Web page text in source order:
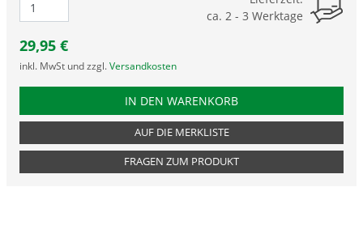
ca. 2 - 3 Werktage
29,95 €
inkl. MwSt und zzgl. Versandkosten
PRODUKTNUMMER GAA
IN DEN WARENKORB
AUF DIE MERKLISTE
FRAGEN ZUM PRODUKT